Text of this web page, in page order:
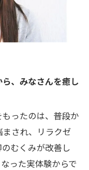
、みなさんを癒し
ったのは、普段か
され、リラクゼ
むくみが改善し
った実体験からで